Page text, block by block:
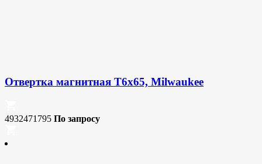
Отвертка магнитная T6x65, Milwaukee
4932471795 По запросу